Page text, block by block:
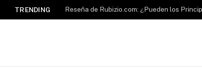
TRENDING